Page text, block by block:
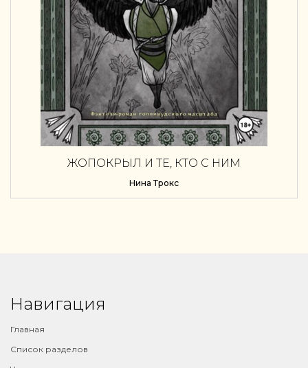
ЖОПОКРЫЛ И ТЕ, КТО С НИМ
Нина Трокс
Навигация
Главная
Список разделов